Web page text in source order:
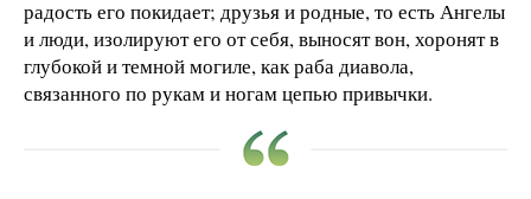
радость его покидает; друзья и родные, то есть Ангелы
и люди, изолируют его от себя, выносят вон, хоронят в
глубокой и темной могиле, как раба диавола,
связанного по рукам и ногам цепью привычки.